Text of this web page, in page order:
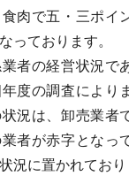
肉で五・三ポイ
っております。
者の経営状況で
度の調査により
況は、卸売業者
者が赤字となっ
況に置かれており